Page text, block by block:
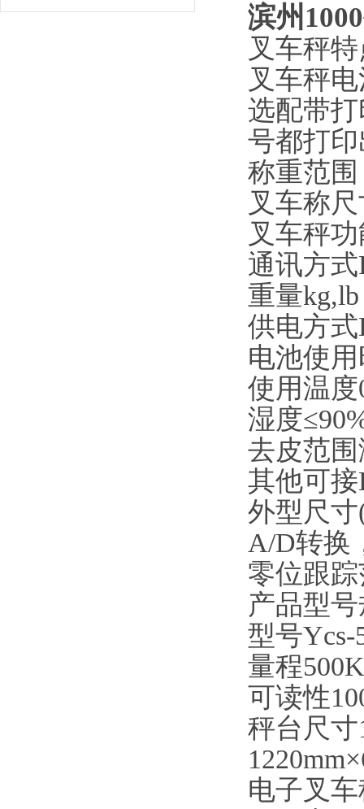
滨州
叉车秤
叉车秤
选配带
号都打
称重范围
叉车称
叉车秤
通讯方
重量kg,lb
供电方
电池使
使用温
湿度
去皮范
其他可
外型尺寸
A/D转换
零位跟
产品型
型号Ycs-
量程
可读性
秤台尺寸
电子叉